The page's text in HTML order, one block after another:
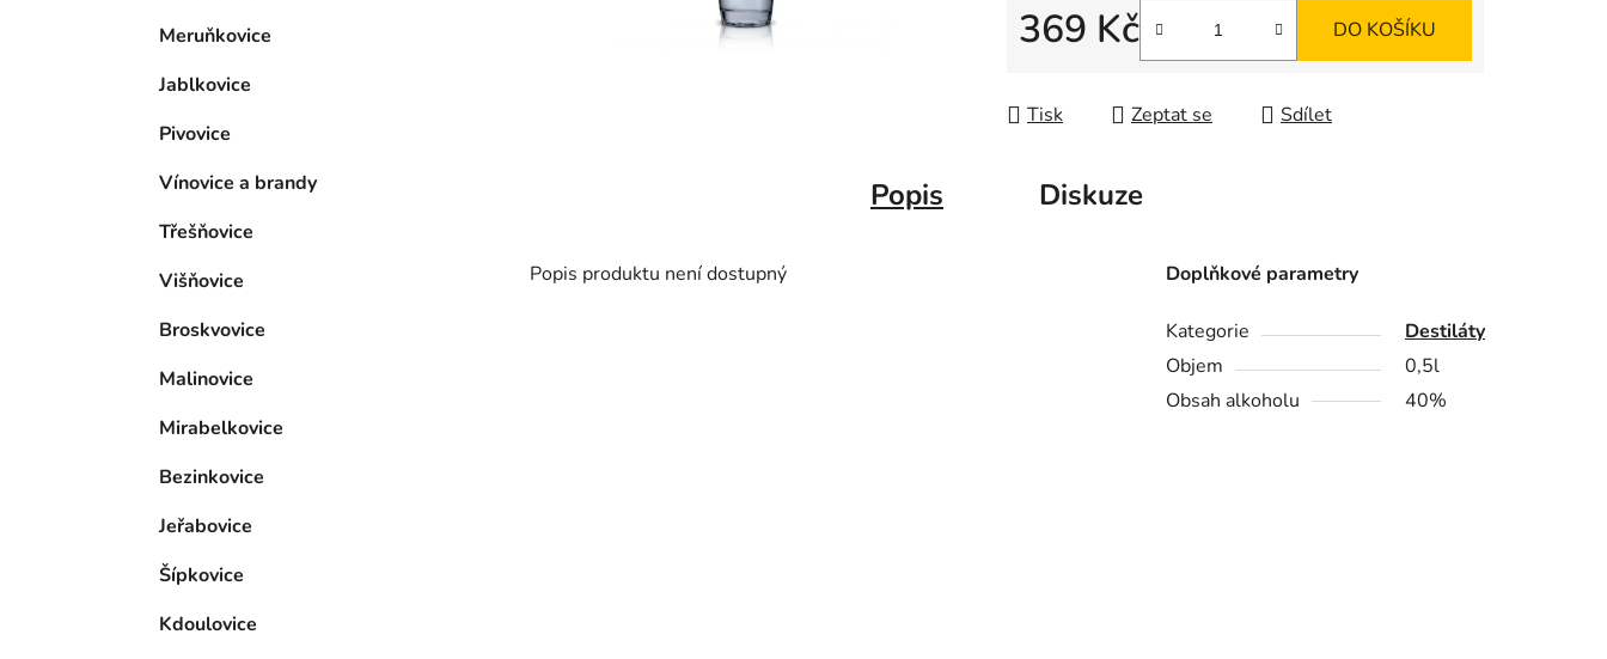
Meruňkovice
Jablkovice
Pivovice
Vínovice a brandy
Třešňovice
Višňovice
Broskvovice
Malinovice
Mirabelkovice
Bezinkovice
Jeřabovice
Šípkovice
Kdoulovice
369 Kč DO KOŠÍKU
Tisk Zeptat se Sdílet
Popis Diskuze
Popis produktu není dostupný Doplňkové parametry
Kategorie
Destiláty
Objem
0,5l
Obsah alkoholu
40%